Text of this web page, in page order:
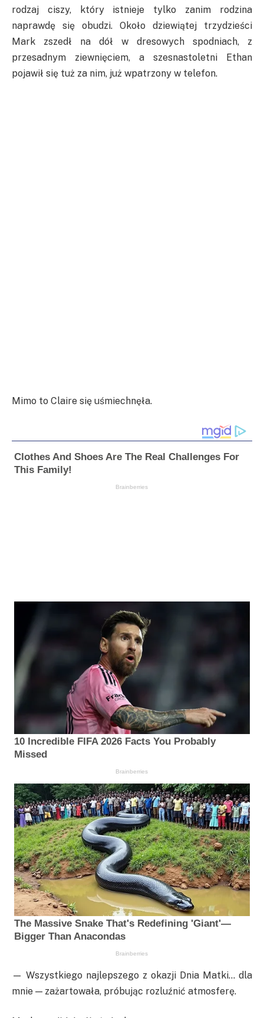
rodzaj ciszy, który istnieje tylko zanim rodzina
naprawdę się obudzi. Około dziewiątej trzydzieści
Mark zszedł na dół w dresowych spodniach, z
przesadnym ziewnięciem, a szesnastoletni Ethan
pojawił się tuż za nim, już wpatrzony w telefon.
Mimo to Claire się uśmiechnęła.
— Wszystkiego najlepszego z okazji Dnia Matki… dla
mnie — zażartowała, próbując rozluźnić atmosferę.